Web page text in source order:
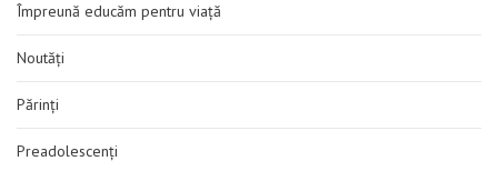
Împreună educăm pentru viață
Noutăți
Părinți
Preadolescenți